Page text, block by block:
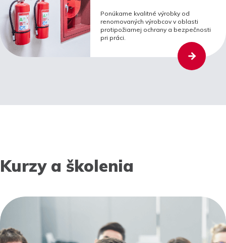
Ponúkame kvalitné výrobky od
renomovaných výrobcov v oblasti
protipožiarnej ochrany a bezpečnosti
pri práci.
Kurzy a školenia